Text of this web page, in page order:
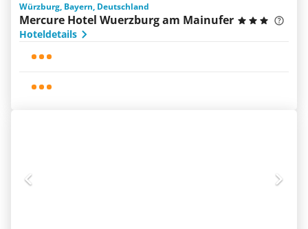
Würzburg, Bayern, Deutschland
Mercure Hotel Wuerzburg am Mainufer
Hoteldetails